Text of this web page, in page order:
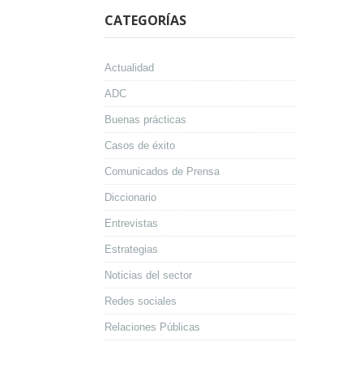
CATEGORÍAS
Actualidad
ADC
Buenas prácticas
Casos de éxito
Comunicados de Prensa
Diccionario
Entrevistas
Estrategias
Noticias del sector
Redes sociales
Relaciones Públicas